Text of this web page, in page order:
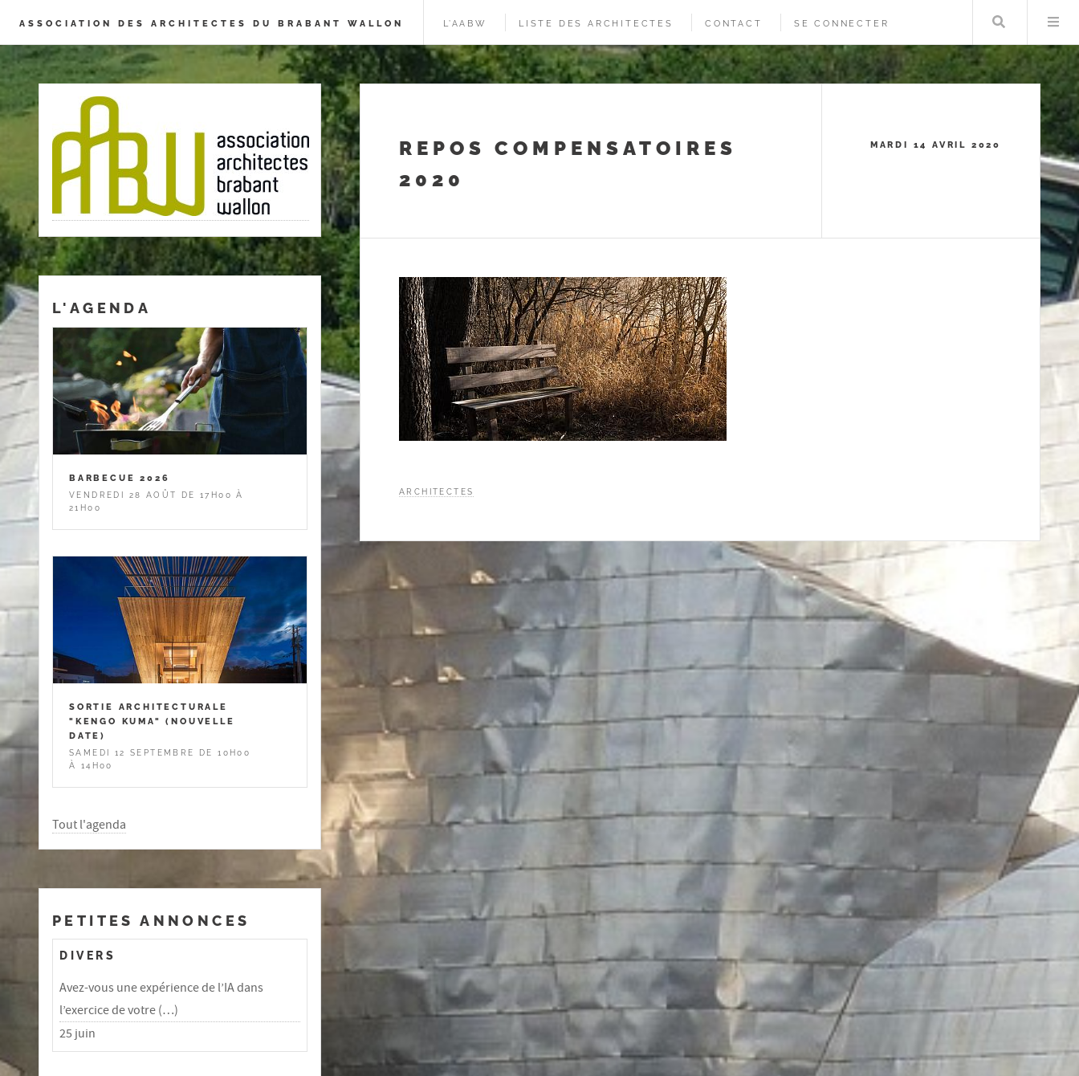
ASSOCIATION DES ARCHITECTES DU BRABANT WALLON L’AABW LISTE DES ARCHITECTES CONTACT SE CONNECTER Rechercher
REPOS COMPENSATOIRES
2020
MARDI 14 AVRIL 2020
ARCHITECTES
L'AGENDA
BARBECUE 2026
VENDREDI 28 AOÛT DE 17H00 À
21H00
SORTIE ARCHITECTURALE
"KENGO KUMA" (NOUVELLE
DATE)
SAMEDI 12 SEPTEMBRE DE 10H00
À 14H00
Tout l'agenda
PETITES ANNONCES
DIVERS
Avez-vous une expérience de l’IA dans
l’exercice de votre (…)
25 juin